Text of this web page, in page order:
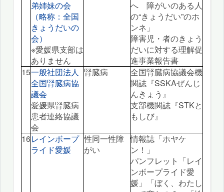
弟姉妹の会
（略称：全国
きょうだいの
会）
※愛媛県支部は
ありません
へ 障がいのある人
の“きょうだい”のホ
ンネ」
障害児・者のきょう
だいに対する理解促
進事業報告書
15一般社団法人
全国腎臓病協
議会
愛媛県腎臓病
患者連絡協議
会
腎臓病
全国腎臓病協議会機
関誌『SSKAぜんじ
んきょう』
支部機関誌『STKと
もしび』
16レインボープ
ライド愛媛
性同一性障
がい
情報誌「ホヤケ
ン！」
パンフレット「レイ
ンボープライド愛
媛」「ぼく、わたし